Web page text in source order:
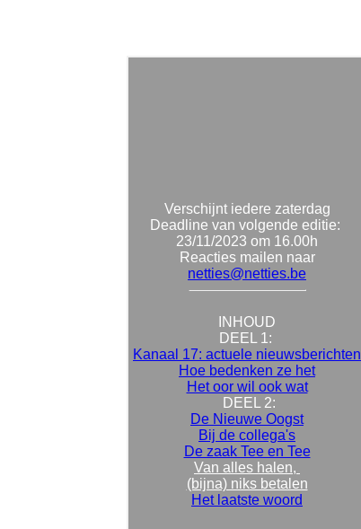
Verschijnt iedere zaterdag
Deadline van volgende editie:
23/11/2023 om 16.00h
Reacties mailen naar
netties@netties.be
INHOUD
DEEL 1:
Kanaal 17: actuele nieuwsberichten
Hoe bedenken ze het
Het oor wil ook wat
DEEL 2:
De Nieuwe Oogst
Bij de collega's
De zaak Tee en Tee
Van alles halen,
(bijna) niks betalen
Het laatste woord